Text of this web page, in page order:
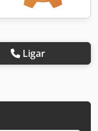
Ligar